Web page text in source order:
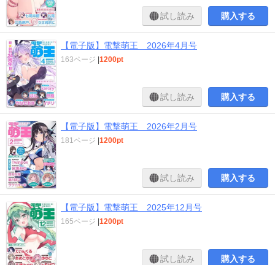
試し読み 購入する
【電子版】電撃萌王 2026年4月号
163ページ 1200pt
試し読み 購入する
【電子版】電撃萌王 2026年2月号
181ページ 1200pt
試し読み 購入する
【電子版】電撃萌王 2025年12月号
165ページ 1200pt
試し読み 購入する